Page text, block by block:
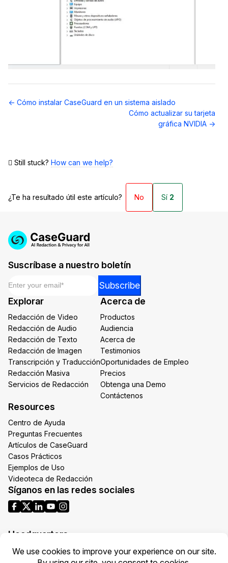
Navegación
← Cómo instalar CaseGuard en un sistema aislado
Cómo actualizar su tarjeta
gráfica NVIDIA →
Still stuck? How can we help?
¿Te ha resultado útil este artículo? No Sí 2
Suscríbase a nuestro boletín
Email
Email
Subscribe
Explorar
Redacción de Video
Redacción de Audio
Redacción de Texto
Redacción de Imagen
Transcripción y Traducción
Redacción Masiva
Servicios de Redacción
Acerca de
Productos
Audiencia
Acerca de
Testimonios
Oportunidades de Empleo
Precios
Obtenga una Demo
Contáctenos
Resources
Centro de Ayuda
Preguntas Frecuentes
Artículos de CaseGuard
Casos Prácticos
Ejemplos de Uso
Videoteca de Redacción
Síganos en las redes sociales
Headquarters
1700 N Moore St Suite 1701